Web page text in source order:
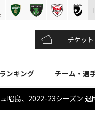
チケッ
ンキング チーム・選
昭島、2022-23シーズン